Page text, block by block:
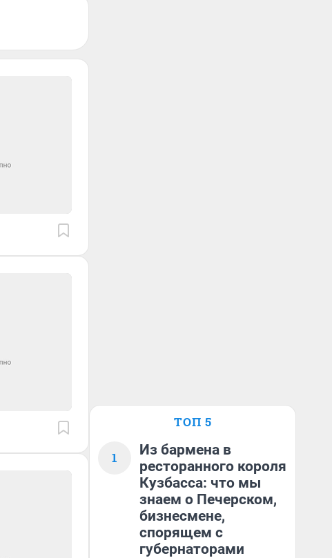
ТОП 5
1
Из бармена в
ресторанного короля
Кузбасса: что мы
знаем о Печерском,
бизнесмене,
спорящем с
губернаторами